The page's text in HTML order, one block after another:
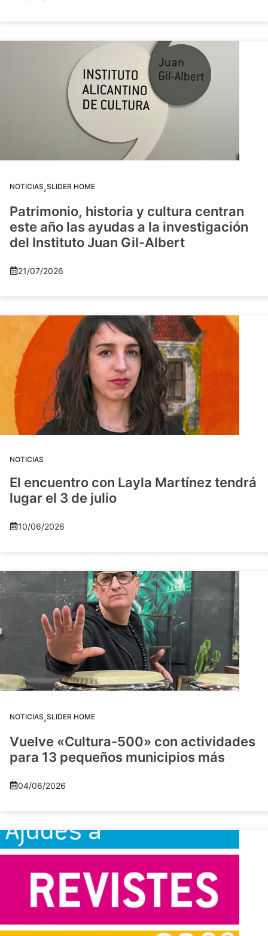
NOTICIAS,SLIDER HOME
Patrimonio, historia y cultura centran
este año las ayudas a la investigación
del Instituto Juan Gil-Albert
21/07/2026
NOTICIAS
El encuentro con Layla Martínez tendrá
lugar el 3 de julio
10/06/2026
NOTICIAS,SLIDER HOME
Vuelve «Cultura-500» con actividades
para 13 pequeños municipios más
04/06/2026